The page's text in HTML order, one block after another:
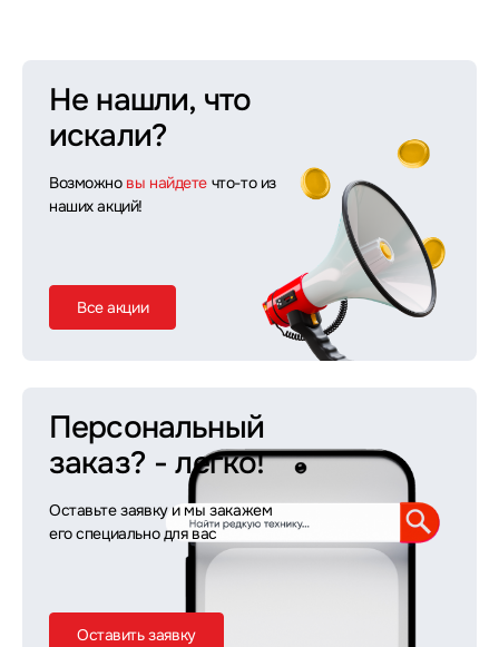
Не нашли, что
искали?
Возможно вы найдете что-то из
наших акций!
Все акции
Персональный
заказ? - легко!
Оставьте заявку и мы закажем
его специально для вас
Оставить заявку